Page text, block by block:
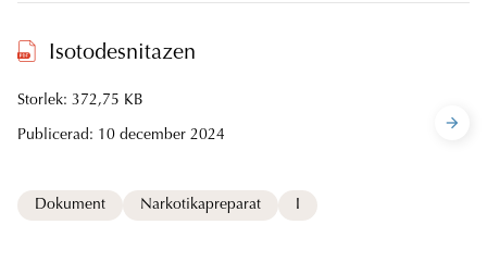
Isotodesnitazen
Storlek: 372,75 KB
Publicerad: 10 december 2024
Dokument Narkotikapreparat I